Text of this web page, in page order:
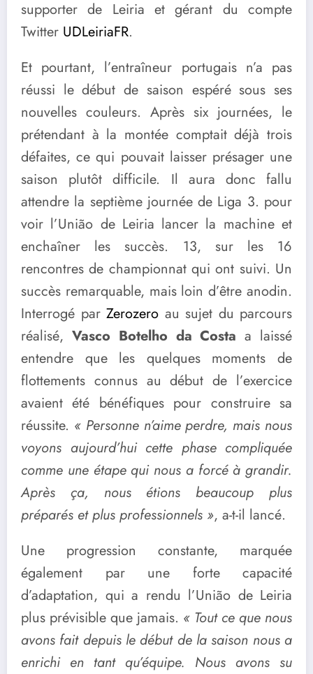
supporter de Leiria et gérant du compte
Twitter UDLeiriaFR.
Et pourtant, l’entraîneur portugais n’a pas
réussi le début de saison espéré sous ses
nouvelles couleurs. Après six journées, le
prétendant à la montée comptait déjà trois
défaites, ce qui pouvait laisser présager une
saison plutôt difficile. Il aura donc fallu
attendre la septième journée de Liga 3. pour
voir l’União de Leiria lancer la machine et
enchaîner les succès. 13, sur les 16
rencontres de championnat qui ont suivi. Un
succès remarquable, mais loin d’être anodin.
Interrogé par Zerozero au sujet du parcours
réalisé, Vasco Botelho da Costa a laissé
entendre que les quelques moments de
flottements connus au début de l’exercice
avaient été bénéfiques pour construire sa
réussite. « Personne n’aime perdre, mais nous
voyons aujourd’hui cette phase compliquée
comme une étape qui nous a forcé à grandir.
Après ça, nous étions beaucoup plus
préparés et plus professionnels », a-t-il lancé.
Une progression constante, marquée
également par une forte capacité
d’adaptation, qui a rendu l’União de Leiria
plus prévisible que jamais. « Tout ce que nous
avons fait depuis le début de la saison nous a
enrichi en tant qu’équipe. Nous avons su